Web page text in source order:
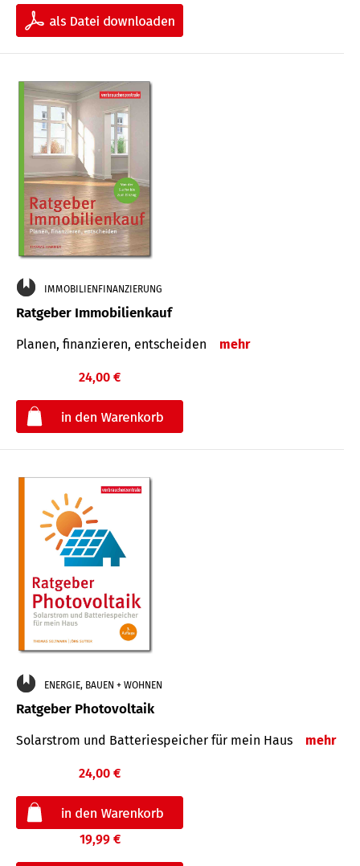
IMMOBILIENFINANZIERUNG
Ratgeber Immobilienkauf
Planen, finanzieren, entscheiden mehr
24,00 €
ENERGIE, BAUEN + WOHNEN
Ratgeber Photovoltaik
Solarstrom und Batteriespeicher für mein Haus mehr
24,00 €
19,99 €